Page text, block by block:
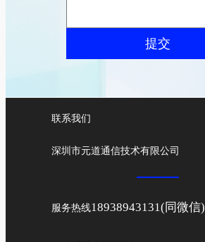
提交
联系我们
深圳市元道通信技术有限公司
服务热线18938943131(同微信)